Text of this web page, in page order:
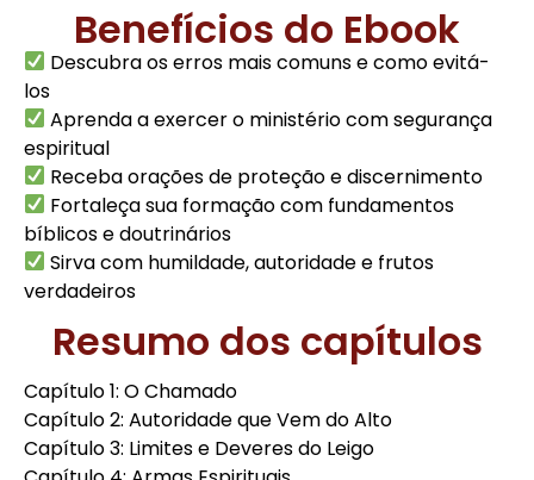
Benefícios do Ebook
Descubra os erros mais comuns e como evitá-
los
Aprenda a exercer o ministério com segurança
espiritual
Receba orações de proteção e discernimento
Fortaleça sua formação com fundamentos
bíblicos e doutrinários
Sirva com humildade, autoridade e frutos
verdadeiros
Resumo dos capítulos
Capítulo 1: O Chamado
Capítulo 2: Autoridade que Vem do Alto
Capítulo 3: Limites e Deveres do Leigo